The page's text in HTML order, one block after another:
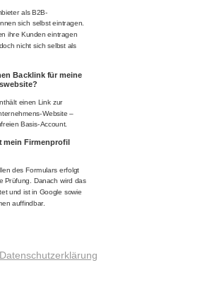
Datenschutzerklärung
als B2B-
sich selbst eintragen.
ihre Kunden eintragen
nicht sich selbst als
Backlink für meine
einen Link zur
Website –
Basis-Account.
mein Firmenprofil
des Formulars erfolgt
Prüfung. Danach wird das
und ist in Google sowie
auffindbar.